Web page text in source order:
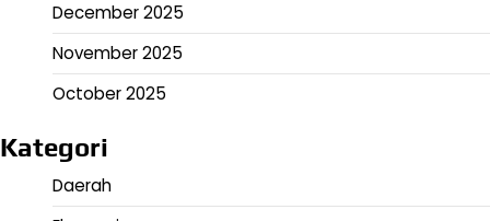
December 2025
November 2025
October 2025
Kategori
Daerah